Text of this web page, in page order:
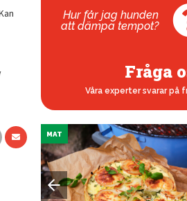
Hur får jag hunden
att dämpa tempot?
Fråga
Våra experter svarar på
MAT